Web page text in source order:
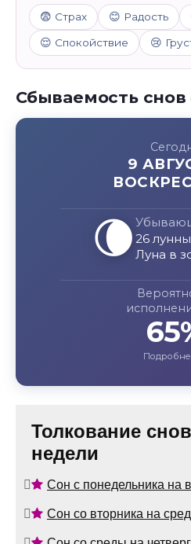
😨 Страх 😊 Радость
😌 Спокойствие 😢
Сбываемость снов
9
🌘 26
Луна в
Толкование
недели
Сон с понедельника на
Сон со вторника на